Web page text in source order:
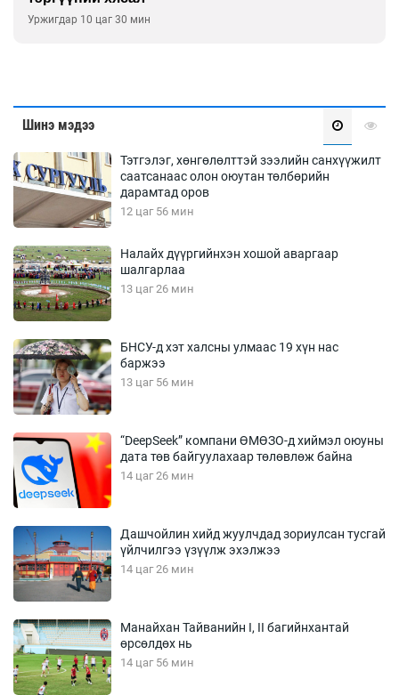
Уржигдар 10 цаг 30 мин
Шинэ мэдээ
Тэтгэлэг, хөнгөлөлттэй зээлийн санхүүжилт
саатсанаас олон оюутан төлбөрийн
дарамтад оров
12 цаг 56 мин
Налайх дүүргийнхэн хошой аваргаар
шалгарлаа
13 цаг 26 мин
БНСУ-д хэт халсны улмаас 19 хүн нас
баржээ
13 цаг 56 мин
“DeepSeek” компани ӨМӨЗО-д хиймэл оюуны
дата төв байгуулахаар төлөвлөж байна
14 цаг 26 мин
Дашчойлин хийд жуулчдад зориулсан тусгай
үйлчилгээ үзүүлж эхэлжээ
14 цаг 26 мин
Манайхан Тайванийн I, II багийнхантай
өрсөлдөх нь
14 цаг 56 мин